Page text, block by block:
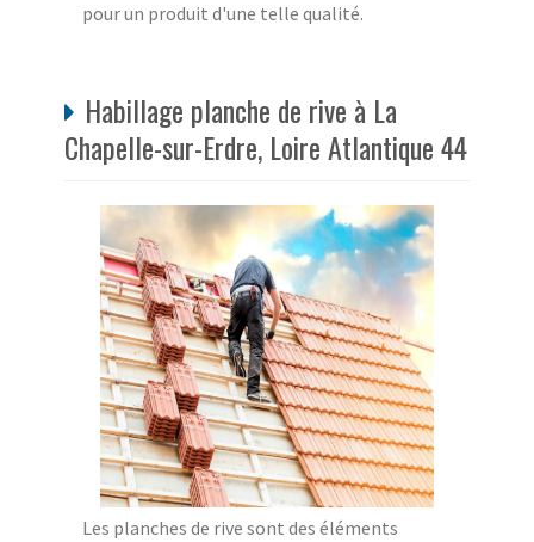
pour un produit d'une telle qualité.
Habillage planche de rive à La
Chapelle-sur-Erdre, Loire Atlantique 44
Les planches de rive sont des éléments